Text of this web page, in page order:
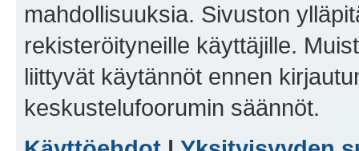
mahdollisuuksia. Sivuston
rekisteröityneille käyttäjille.
liittyvät käytännöt ennen
keskustelufoorumin säännöt.